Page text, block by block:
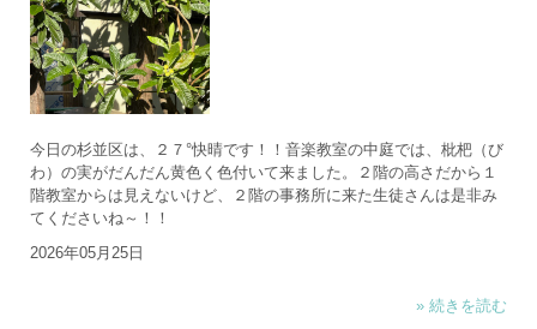
今日の杉並区は、２７°快晴です！！音楽教室の中庭では、枇杷（び
わ）の実がだんだん黄色く色付いて来ました。２階の高さだから１
階教室からは見えないけど、２階の事務所に来た生徒さんは是非み
てくださいね～！！
2026年05月25日
» 続きを読む